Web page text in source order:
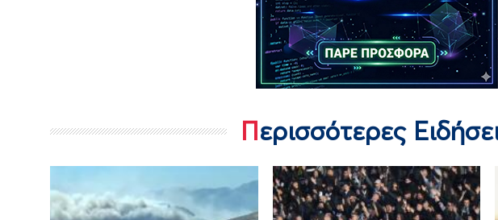
Περισσότερες